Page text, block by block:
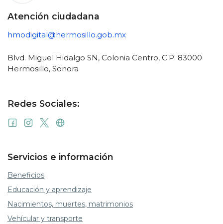
Atención ciudadana
hmodigital@hermosillo.gob.mx
Blvd. Miguel Hidalgo SN, Colonia Centro, C.P. 83000
Hermosillo, Sonora
Redes Sociales:
Servicios e información
Beneficios
Educación y aprendizaje
Nacimientos, muertes, matrimonios
Vehícular y transporte